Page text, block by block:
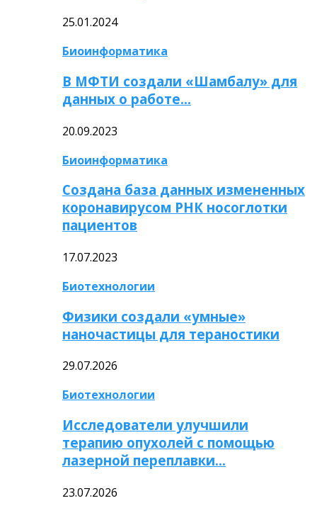
25.01.2024
Биоинформатика
В МФТИ создали «Шамбалу» для
данных о работе…
20.09.2023
Биоинформатика
Создана база данных измененных
коронавирусом РНК носоглотки
пациентов
17.07.2023
Биотехнологии
Физики создали «умные»
наночастицы для тераностики
29.07.2026
Биотехнологии
Исследователи улучшили
терапию опухолей с помощью
лазерной переплавки…
23.07.2026